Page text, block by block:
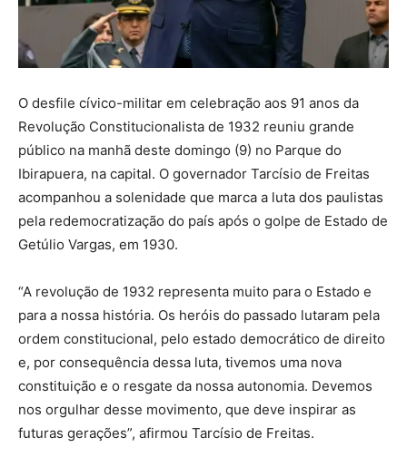
O desfile cívico-militar em celebração aos 91 anos da
Revolução Constitucionalista de 1932 reuniu grande
público na manhã deste domingo (9) no Parque do
Ibirapuera, na capital. O governador Tarcísio de Freitas
acompanhou a solenidade que marca a luta dos paulistas
pela redemocratização do país após o golpe de Estado de
Getúlio Vargas, em 1930.
“A revolução de 1932 representa muito para o Estado e
para a nossa história. Os heróis do passado lutaram pela
ordem constitucional, pelo estado democrático de direito
e, por consequência dessa luta, tivemos uma nova
constituição e o resgate da nossa autonomia. Devemos
nos orgulhar desse movimento, que deve inspirar as
futuras gerações”, afirmou Tarcísio de Freitas.